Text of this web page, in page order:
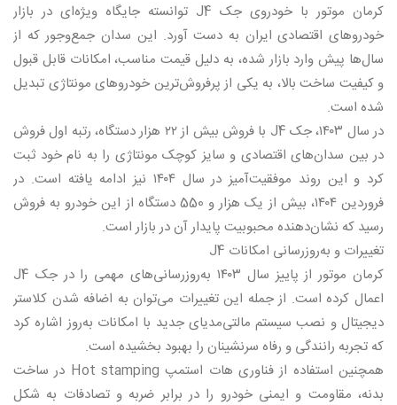
کرمان موتور با خودروی جک J4 توانسته جایگاه ویژه‌ای در بازار
خودروهای اقتصادی ایران به دست آورد. این سدان جمع‌وجور که از
سال‌ها پیش وارد بازار شده، به دلیل قیمت مناسب، امکانات قابل قبول
و کیفیت ساخت بالا، به یکی از پرفروش‌ترین خودروهای مونتاژی تبدیل
شده است.
در سال ۱۴۰۳، جک J4 با فروش بیش از ۲۲ هزار دستگاه، رتبه اول فروش
در بین سدان‌های اقتصادی و سایز کوچک مونتاژی را به نام خود ثبت
کرد و این روند موفقیت‌آمیز در سال ۱۴۰۴ نیز ادامه یافته است. در
فروردین ۱۴۰۴، بیش از یک هزار و 550 دستگاه از این خودرو به فروش
رسید که نشان‌دهنده محبوبیت پایدار آن در بازار است.
تغییرات و به‌روزرسانی امکانات J4
کرمان موتور از پاییز سال ۱۴۰۳ به‌روزرسانی‌های مهمی را در جک J4
اعمال کرده است. از جمله این تغییرات می‌توان به اضافه شدن کلاستر
دیجیتال و نصب سیستم مالتی‌مدیای جدید با امکانات به‌روز اشاره کرد
که تجربه رانندگی و رفاه سرنشینان را بهبود بخشیده است.
همچنین استفاده از فناوری هات استمپ Hot stamping در ساخت
بدنه، مقاومت و ایمنی خودرو را در برابر ضربه و تصادفات به شکل